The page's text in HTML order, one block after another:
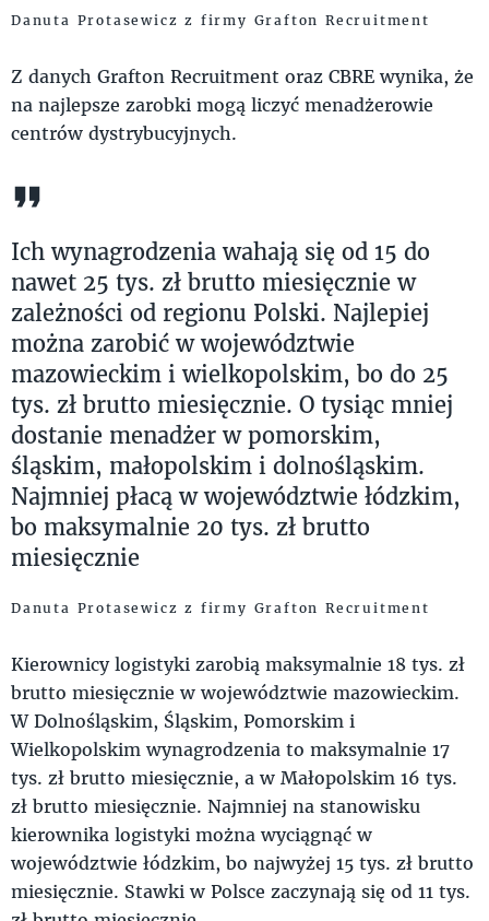
Danuta Protasewicz z firmy Grafton Recruitment
Z danych Grafton Recruitment oraz CBRE wynika, że
na najlepsze zarobki mogą liczyć menadżerowie
centrów dystrybucyjnych.
Ich wynagrodzenia wahają się od 15 do
nawet 25 tys. zł brutto miesięcznie w
zależności od regionu Polski. Najlepiej
można zarobić w województwie
mazowieckim i wielkopolskim, bo do 25
tys. zł brutto miesięcznie. O tysiąc mniej
dostanie menadżer w pomorskim,
śląskim, małopolskim i dolnośląskim.
Najmniej płacą w województwie łódzkim,
bo maksymalnie 20 tys. zł brutto
miesięcznie
Danuta Protasewicz z firmy Grafton Recruitment
Kierownicy logistyki zarobią maksymalnie 18 tys. zł
brutto miesięcznie w województwie mazowieckim.
W Dolnośląskim, Śląskim, Pomorskim i
Wielkopolskim wynagrodzenia to maksymalnie 17
tys. zł brutto miesięcznie, a w Małopolskim 16 tys.
zł brutto miesięcznie. Najmniej na stanowisku
kierownika logistyki można wyciągnąć w
województwie łódzkim, bo najwyżej 15 tys. zł brutto
miesięcznie. Stawki w Polsce zaczynają się od 11 tys.